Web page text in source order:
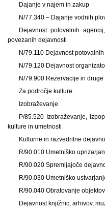
Dajanje v najem in zakup
N/77.340 – Dajanje vodnih
Dejavnost potovalnih
povezanih dejavnosti
N/79.110 Dejavnost
N/79.120 Dejavnost
N/79.900 Rezervacije in
Za področje kulture:
Izobraževanje
P/85.520 Izobraževanje,
kulture in umetnosti
Kulturne in razvedrilne
R/90.010 Umetniško
R/90.020 Spremljajoče
R/90.030 Umetniško
R/90.040 Obratovanje
Dejavnost knjižnic, arhivov,